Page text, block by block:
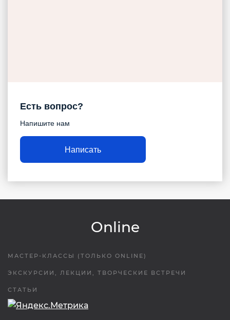
Есть вопрос?
Напишите нам
Написать
Online
МАСТЕР-КЛАССЫ (ТОЛЬКО ONLINE)
ЭКСКУРСИИ, ЛЕКЦИИ, ТВОРЧЕСКИЕ ВСТРЕЧИ
СТАТЬИ